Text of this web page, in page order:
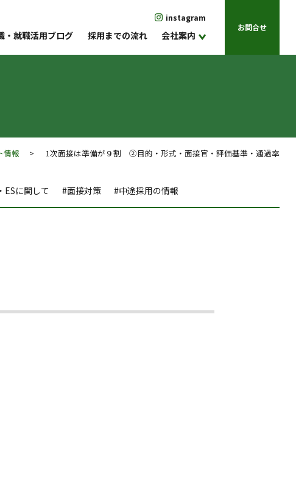
instagram
・就職活用ブログ 採用までの流れ 会社案内
お問合せ
情報 > 1次面接は準備が９割 ②目的・形式・面接官・評価基準・通過率
ESに関して #面接対策 #中途採用の情報